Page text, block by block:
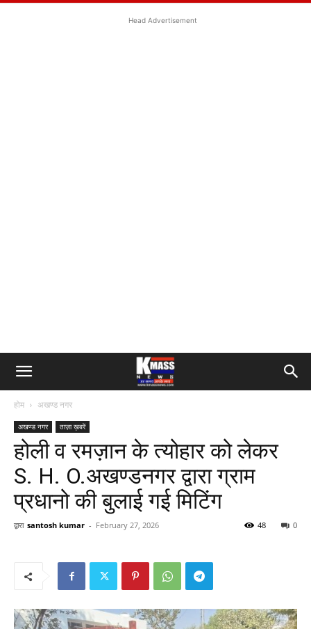
Head Advertisement
होम अखण्ड नगर
अखण्ड नगर ताज़ा ख़बरें
होली व रमज़ान के त्योहार को लेकर
S. H. O.अखण्डनगर द्वारा ग्राम
प्रधानो की बुलाई गई मिटिंग
द्वारा santosh kumar - February 27, 2026 0
48